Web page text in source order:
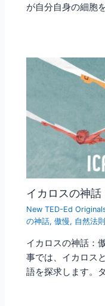
が自分自身の細胞
イカロスの神
New TED-Ed
の神話,傲慢, 自然法則
イカロスの神話：
事では、イカロス
語を探求します。